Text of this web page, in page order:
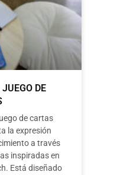
JUEGO DE
de cartas
la expresión
a través
inspiradas en
Está diseñado